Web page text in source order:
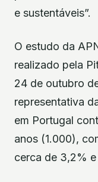
e sustentáveis”.
O estudo da
realizado pela
24 de outubro
representativa
em Portugal
anos (1.000),
cerca de 3,2%